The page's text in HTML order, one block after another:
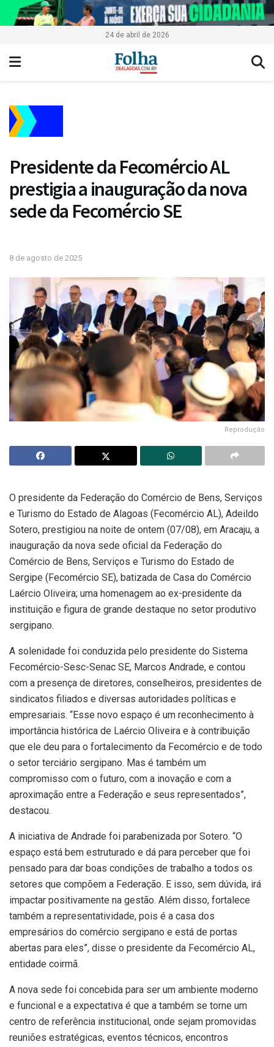
24 de abril de 2026
Presidente da Fecomércio AL
prestigia a inauguração da nova
sede da Fecomércio SE
8 de agosto de 2025
Reprodução
O presidente da Federação do Comércio de Bens, Serviços
e Turismo do Estado de Alagoas (Fecomércio AL), Adeildo
Sotero, prestigiou na noite de ontem (07/08), em Aracaju, a
inauguração da nova sede oficial da Federação do
Comércio de Bens, Serviços e Turismo do Estado de
Sergipe (Fecomércio SE), batizada de Casa do Comércio
Laércio Oliveira; uma homenagem ao ex-presidente da
instituição e figura de grande destaque no setor produtivo
sergipano.
A solenidade foi conduzida pelo presidente do Sistema
Fecomércio-Sesc-Senac SE, Marcos Andrade, e contou
com a presença de diretores, conselheiros, presidentes de
sindicatos filiados e diversas autoridades políticas e
empresariais. “Esse novo espaço é um reconhecimento à
importância histórica de Laércio Oliveira e à contribuição
que ele deu para o fortalecimento da Fecomércio e de todo
o setor terciário sergipano. Mas é também um
compromisso com o futuro, com a inovação e com a
aproximação entre a Federação e seus representados”,
destacou.
A iniciativa de Andrade foi parabenizada por Sotero. “O
espaço está bem estruturado e dá para perceber que foi
pensado para dar boas condições de trabalho a todos os
setores que compõem a Federação. E isso, sem dúvida, irá
impactar positivamente na gestão. Além disso, fortalece
também a representatividade, pois é a casa dos
empresários do comércio sergipano e está de portas
abertas para eles”, disse o presidente da Fecomércio AL,
entidade coirmã.
A nova sede foi concebida para ser um ambiente moderno
e funcional e a expectativa é que a também se torne um
centro de referência institucional, onde sejam promovidas
reuniões estratégicas, eventos técnicos, encontros